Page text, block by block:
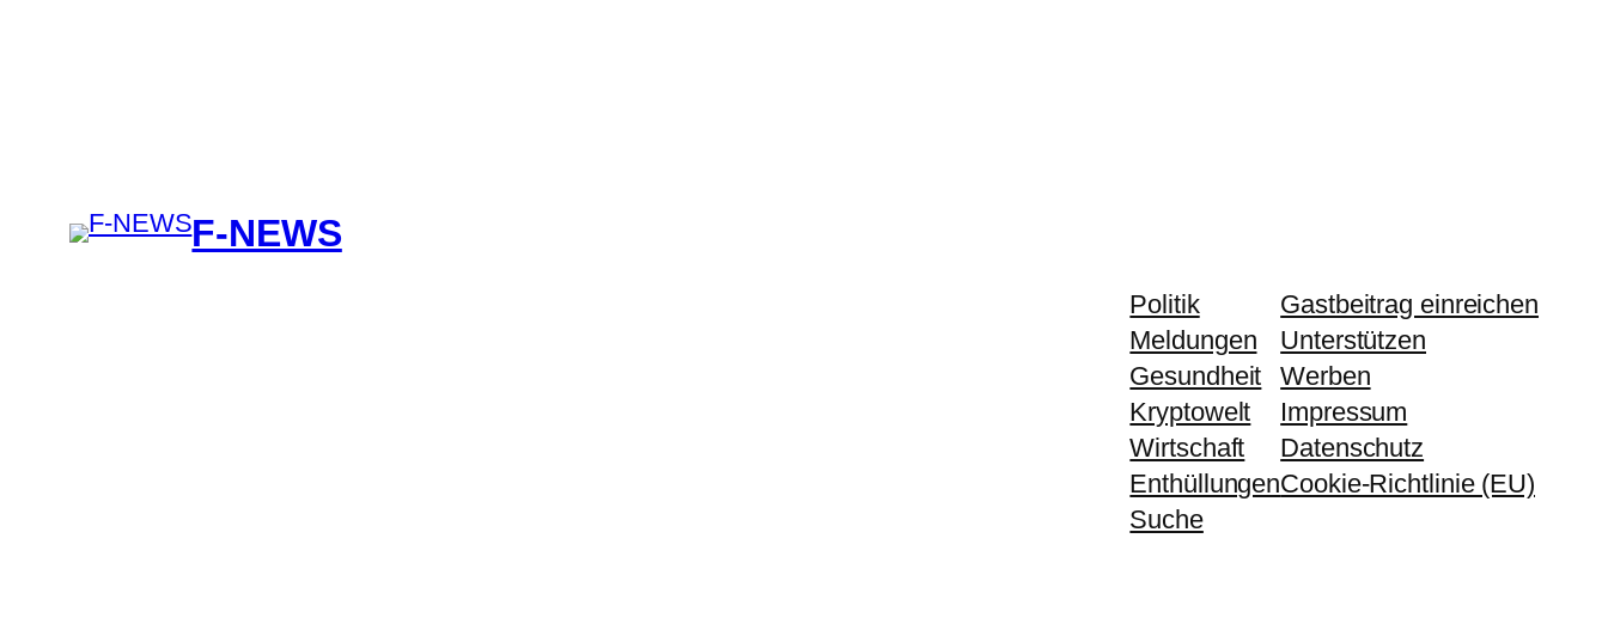
F-NEWS
Politik
Meldungen
Gesundheit
Kryptowelt
Wirtschaft
Enthüllungen
Suche
Gastbeitrag einreichen
Unterstützen
Werben
Impressum
Datenschutz
Cookie-Richtlinie (EU)